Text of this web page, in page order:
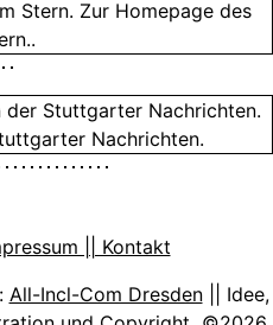
|| Kontakt
All-Incl-Com Dresden|| Idee,